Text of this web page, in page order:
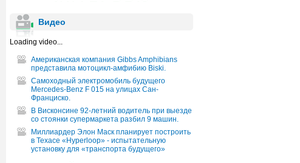
Видео
Loading video...
Американская компания Gibbs Amphibians
представила мотоцикл-амфибию Biski.
Самоходный электромобиль будущего
Mercedes-Benz F 015 на улицах Сан-
Франциско.
В Висконсине 92-летний водитель при выезде
со стоянки супермаркета разбил 9 машин.
Миллиардер Элон Маск планирует построить
в Техасе «Hyperloop» - испытательную
установку для «транспорта будущего»